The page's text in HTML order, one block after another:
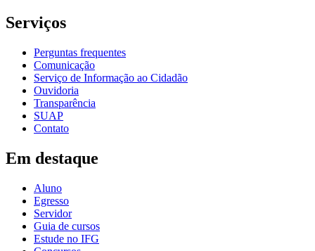
Serviços
Perguntas frequentes
Comunicação
Serviço de Informação ao Cidadão
Ouvidoria
Transparência
SUAP
Contato
Em destaque
Aluno
Egresso
Servidor
Guia de cursos
Estude no IFG